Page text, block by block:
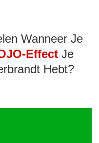
Wanneer Je
Effect Je
Hebt?